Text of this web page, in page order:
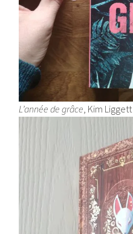
L’année de grâce, Kim Liggett